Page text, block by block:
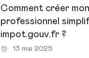
Comment créer
professionnel
impot.gouv.fr ?
13 mai 2025